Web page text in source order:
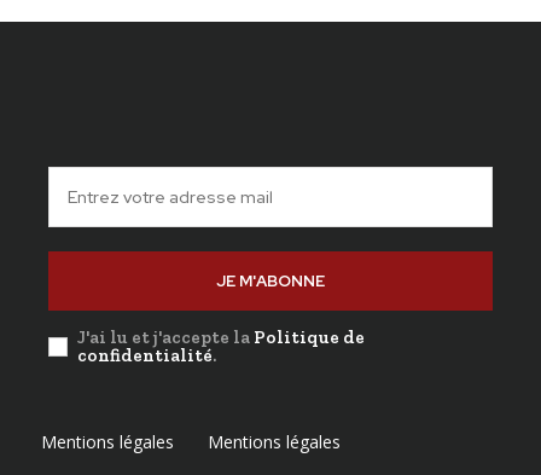
JE M'ABONNE
J'ai lu et j'accepte la Politique de
confidentialité.
Mentions légales Mentions légales